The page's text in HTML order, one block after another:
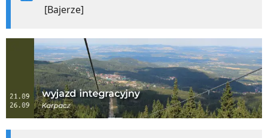
[Bajerze]